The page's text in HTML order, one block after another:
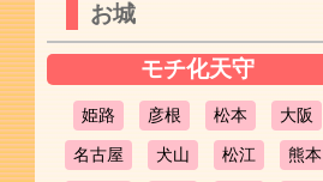
お城
モチ化天守
姫路 彦根 松本 大阪
名古屋 犬山 松江 熊本